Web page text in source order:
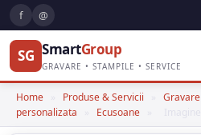
f @
SG SmartGroup
GRAVARE • STAMPILE • SERVICE
Home Produse & Servicii
Gravare
personalizata
Ecusoane